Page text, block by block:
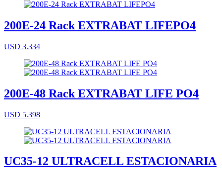
200E-24 Rack EXTRABAT LIFEPO4
USD 3.334
200E-48 Rack EXTRABAT LIFE PO4
USD 5.398
UC35-12 ULTRACELL ESTACIONARIA